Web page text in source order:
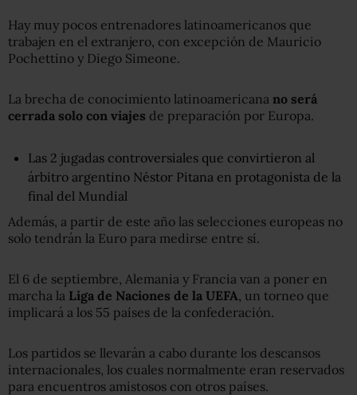
Hay muy pocos entrenadores latinoamericanos que
trabajen en el extranjero, con excepción de Mauricio
Pochettino y Diego Simeone.
La brecha de conocimiento latinoamericana no será
cerrada solo con viajes de preparación por Europa.
Las 2 jugadas controversiales que convirtieron al
árbitro argentino Néstor Pitana en protagonista de la
final del Mundial
Además, a partir de este año las selecciones europeas no
solo tendrán la Euro para medirse entre sí.
El 6 de septiembre, Alemania y Francia van a poner en
marcha la Liga de Naciones de la UEFA , un torneo que
implicará a los 55 países de la confederación.
Los partidos se llevarán a cabo durante los descansos
internacionales, los cuales normalmente eran reservados
para encuentros amistosos con otros países.